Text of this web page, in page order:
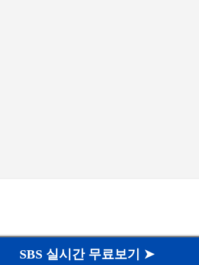
SBS 실시간 무료보기 ➤